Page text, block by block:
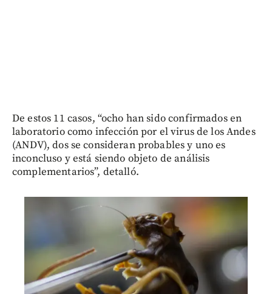
De estos 11 casos, “ocho han sido confirmados en
laboratorio como infección por el virus de los Andes
(ANDV), dos se consideran probables y uno es
inconcluso y está siendo objeto de análisis
complementarios”, detalló.